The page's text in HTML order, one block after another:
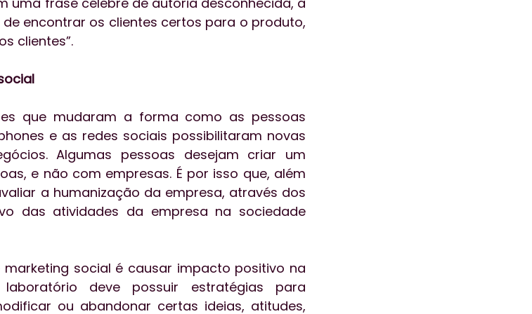
encontrar os clientes certos para o produto,
clientes”.
que mudaram a forma como as pessoas
e as redes sociais possibilitaram novas
Algumas pessoas desejam criar um
e não com empresas. É por isso que, além
a humanização da empresa, através dos
das atividades da empresa na sociedade
social é causar impacto positivo na
deve possuir estratégias para
ou abandonar certas ideias, atitudes,